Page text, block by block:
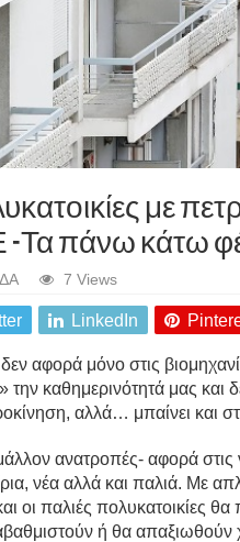
με
-Τα πάνω κάτω
7 Views
LinkedIn
αφορά μόνο στις
την καθημερινότητά μας και
αλλά… μπαίνει και
ανατροπές- αφορά
νέα αλλά και παλιά. Με
οι παλιές πολυκατοικίες
ή θα απαξιωθούν